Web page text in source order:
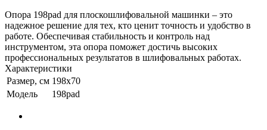
Опора 198pad для плоскошлифовальной машинки – это
надежное решение для тех, кто ценит точность и удобство в
работе. Обеспечивая стабильность и контроль над
инструментом, эта опора поможет достичь высоких
профессиональных результатов в шлифовальных работах.
Характеристики
Размер, см 198x70
Модель
198pad